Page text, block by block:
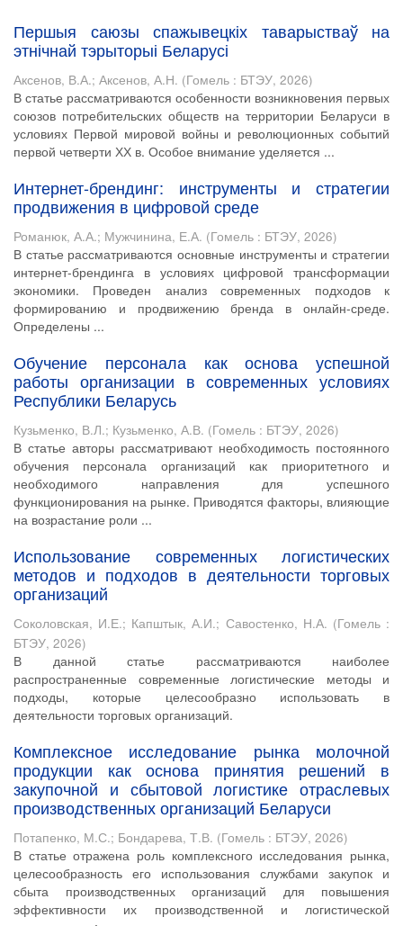
Першыя саюзы спажывецкіх таварыстваў на
этнічнай тэрыторыі Беларусі
Аксенов, В.А.; Аксенов, А.Н. (Гомель : БТЭУ, 2026)
В статье рассматриваются особенности возникновения первых
союзов потребительских обществ на территории Беларуси в
условиях Первой мировой войны и революционных событий
первой четверти ХХ в. Особое внимание уделяется ...
Интернет-брендинг: инструменты и стратегии
продвижения в цифровой среде
Романюк, А.А.; Мужчинина, Е.А. (Гомель : БТЭУ, 2026)
В статье рассматриваются основные инструменты и стратегии
интернет-брендинга в условиях цифровой трансформации
экономики. Проведен анализ современных подходов к
формированию и продвижению бренда в онлайн-среде.
Определены ...
Обучение персонала как основа успешной
работы организации в современных условиях
Республики Беларусь
Кузьменко, В.Л.; Кузьменко, А.В. (Гомель : БТЭУ, 2026)
В статье авторы рассматривают необходимость постоянного
обучения персонала организаций как приоритетного и
необходимого направления для успешного
функционирования на рынке. Приводятся факторы, влияющие
на возрастание роли ...
Использование современных логистических
методов и подходов в деятельности торговых
организаций
Соколовская, И.Е.; Капштык, А.И.; Савостенко, Н.А. (Гомель :
БТЭУ, 2026)
В данной статье рассматриваются наиболее
распространенные современные логистические методы и
подходы, которые целесообразно использовать в
деятельности торговых организаций.
Комплексное исследование рынка молочной
продукции как основа принятия решений в
закупочной и сбытовой логистике отраслевых
производственных организаций Беларуси
Потапенко, М.С.; Бондарева, Т.В. (Гомель : БТЭУ, 2026)
В статье отражена роль комплексного исследования рынка,
целесообразность его использования службами закупок и
сбыта производственных организаций для повышения
эффективности их производственной и логистической